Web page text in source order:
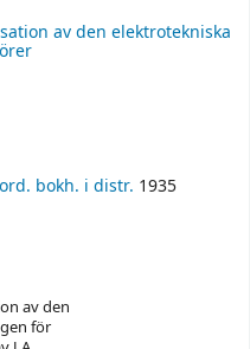
av den elektrotekniska
bokh. i distr. 1935
av den
för